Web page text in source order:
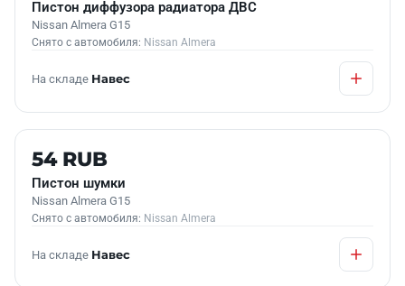
Пистон диффузора радиатора ДВС
Nissan Almera G15
Снято с автомобиля: Nissan Almera
На складе Навес
Б/У В НАЛИЧИИ
54 RUB
Пистон шумки
Nissan Almera G15
Снято с автомобиля: Nissan Almera
На складе Навес